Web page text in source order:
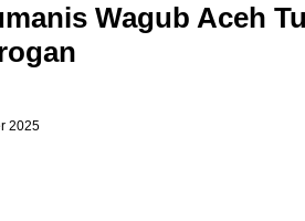
Wagub Aceh
2025